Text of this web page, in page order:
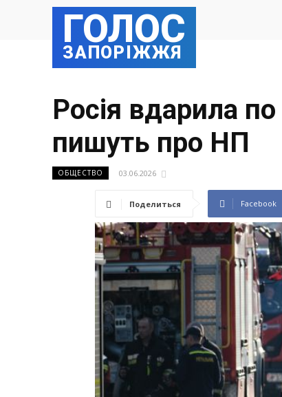
ГОЛОС
ЗАПОРІЖЖЯ
Росія вдарила по
пишуть про НП
ОБЩЕСТВО 03.06.2026
Поделиться Facebook